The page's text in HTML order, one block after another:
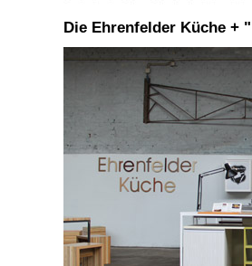
Die Ehrenfelder Küche +